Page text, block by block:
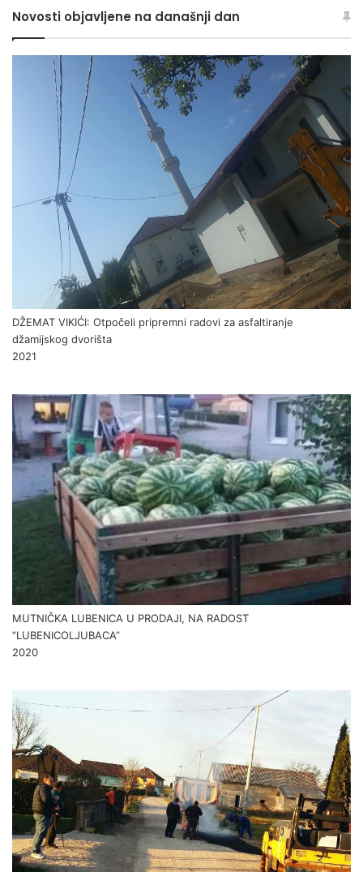
Novosti objavljene na današnji dan
DŽEMAT VIKIĆI: Otpočeli pripremni radovi za asfaltiranje
džamijskog dvorišta
2021
MUTNIČKA LUBENICA U PRODAJI, NA RADOST
“LUBENICOLJUBACA”
2020